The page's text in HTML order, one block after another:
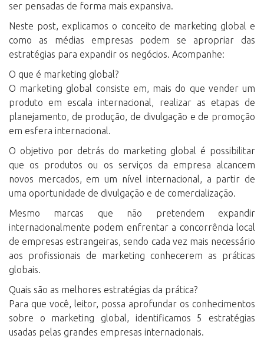
ser pensadas de forma mais expansiva.
Neste post, explicamos o conceito de marketing global e
como as médias empresas podem se apropriar das
estratégias para expandir os negócios. Acompanhe:
O que é marketing global?
O marketing global consiste em, mais do que vender um
produto em escala internacional, realizar as etapas de
planejamento, de produção, de divulgação e de promoção
em esfera internacional.
O objetivo por detrás do marketing global é possibilitar
que os produtos ou os serviços da empresa alcancem
novos mercados, em um nível internacional, a partir de
uma oportunidade de divulgação e de comercialização.
Mesmo marcas que não pretendem expandir
internacionalmente podem enfrentar a concorrência local
de empresas estrangeiras, sendo cada vez mais necessário
aos profissionais de marketing conhecerem as práticas
globais.
Quais são as melhores estratégias da prática?
Para que você, leitor, possa aprofundar os conhecimentos
sobre o marketing global, identificamos 5 estratégias
usadas pelas grandes empresas internacionais.